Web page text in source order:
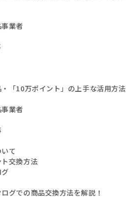
業者
「10万ポイント」の上手な活用方法
業者
て
交換方法
グでの商品交換方法を解説！